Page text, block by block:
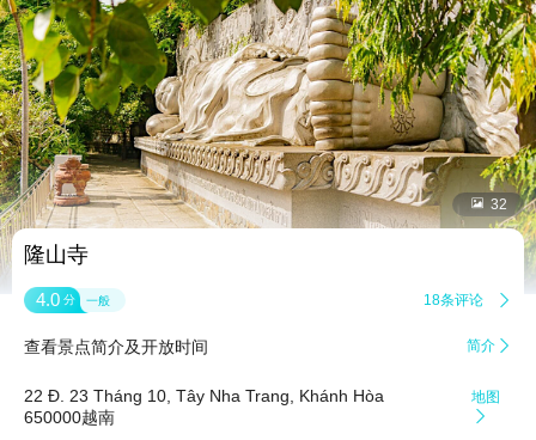
 32
隆山寺
4.0 分 一般 18条评论 
查看景点简介及开放时间 简介 
22 Đ. 23 Tháng 10, Tây Nha Trang, Khánh Hòa
650000越南
地图

